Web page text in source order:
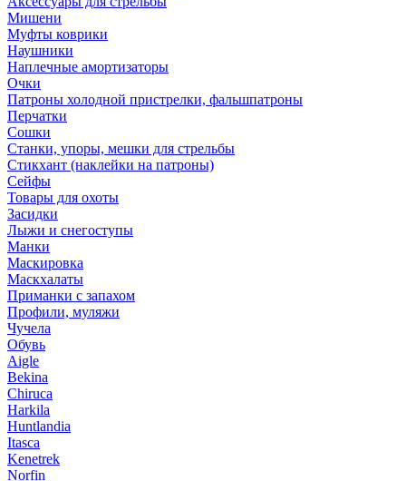
Мишени
Муфты коврики
Наушники
Наплечные амортизаторы
Очки
Патроны холодной пристрелки, фальшпатроны
Перчатки
Сошки
Станки, упоры, мешки для стрельбы
Стикхант (наклейки на патроны)
Сейфы
Товары для охоты
Засидки
Лыжи и снегоступы
Манки
Маскировка
Маскхалаты
Приманки с запахом
Профили, муляжи
Чучела
Обувь
Aigle
Bekina
Chiruсa
Harkila
Huntlandia
Itasca
Kenetrek
Norfin